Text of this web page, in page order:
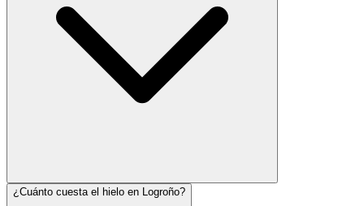
¿Cuánto cuesta el hielo en Logroño?